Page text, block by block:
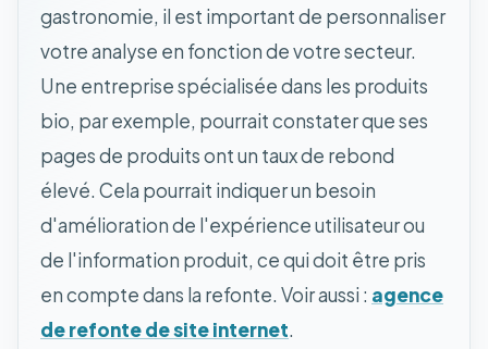
gastronomie, il est important de personnaliser
votre analyse en fonction de votre secteur.
Une entreprise spécialisée dans les produits
bio, par exemple, pourrait constater que ses
pages de produits ont un taux de rebond
élevé. Cela pourrait indiquer un besoin
d'amélioration de l'expérience utilisateur ou
de l'information produit, ce qui doit être pris
en compte dans la refonte. Voir aussi : agence
de refonte de site internet.